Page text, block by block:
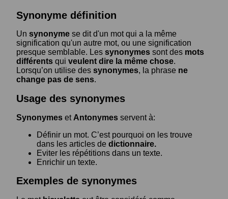
Synonyme définition
Un synonyme se dit d'un mot qui a la même
signification qu'un autre mot, ou une signification
presque semblable. Les synonymes sont des mots
différents qui veulent dire la même chose.
Lorsqu’on utilise des synonymes, la phrase ne
change pas de sens.
Usage des synonymes
Synonymes et Antonymes servent à:
Définir un mot. C’est pourquoi on les trouve
dans les articles de dictionnaire.
Eviter les répétitions dans un texte.
Enrichir un texte.
Exemples de synonymes